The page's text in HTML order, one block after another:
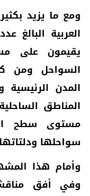
ومع ما يزيد
يقيمون على
السواحل ومن
المدن الرئيسية
المناطق
مستوى سطح
سواحلها
وأمام هذا
وفي أفق